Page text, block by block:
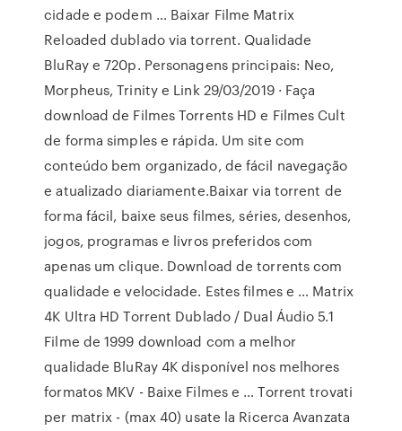
cidade e podem … Baixar Filme Matrix
Reloaded dublado via torrent. Qualidade
BluRay e 720p. Personagens principais: Neo,
Morpheus, Trinity e Link 29/03/2019 · Faça
download de Filmes Torrents HD e Filmes Cult
de forma simples e rápida. Um site com
conteúdo bem organizado, de fácil navegação
e atualizado diariamente.Baixar via torrent de
forma fácil, baixe seus filmes, séries, desenhos,
jogos, programas e livros preferidos com
apenas um clique. Download de torrents com
qualidade e velocidade. Estes filmes e … Matrix
4K Ultra HD Torrent Dublado / Dual Áudio 5.1
Filme de 1999 download com a melhor
qualidade BluRay 4K disponível nos melhores
formatos MKV - Baixe Filmes e … Torrent trovati
per matrix - (max 40) usate la Ricerca Avanzata